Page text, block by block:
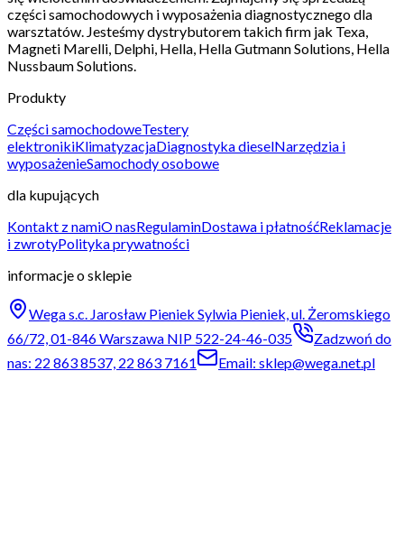
części samochodowych i wyposażenia diagnostycznego dla
warsztatów. Jesteśmy dystrybutorem takich firm jak Texa,
Magneti Marelli, Delphi, Hella, Hella Gutmann Solutions, Hella
Nussbaum Solutions.
Produkty
Części samochodoweTestery
elektronikiKlimatyzacjaDiagnostyka dieselNarzędzia i
wyposażenieSamochody osobowe
dla kupujących
Kontakt z namiO nasRegulaminDostawa i płatnośćReklamacje
i zwrotyPolityka prywatności
informacje o sklepie
Wega s.c. Jarosław Pieniek Sylwia Pieniek, ul. Żeromskiego
66/72, 01-846 Warszawa NIP 522-24-46-035
Zadzwoń do
nas: 22 863 8537, 22 863 7161
Email: sklep@wega.net.pl